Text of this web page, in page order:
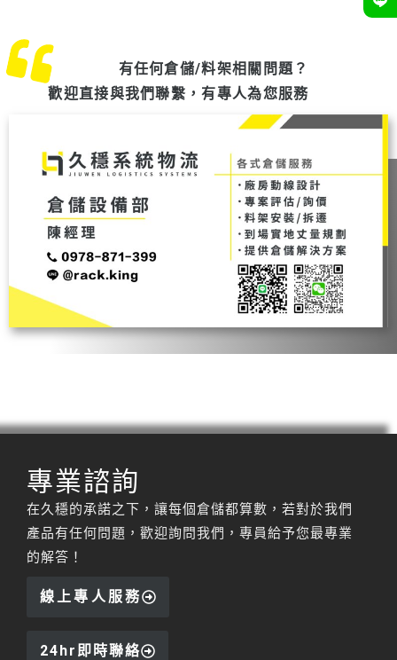
有任何倉儲/料架相關問題？
歡迎直接與我們聯繫，有專人為您服務
專業諮詢
在久穩的承諾之下，讓每個倉儲都算數，若對於我們
產品有任何問題，歡迎詢問我們，專員給予您最專業
的解答！
線上專人服務
24hr即時聯絡